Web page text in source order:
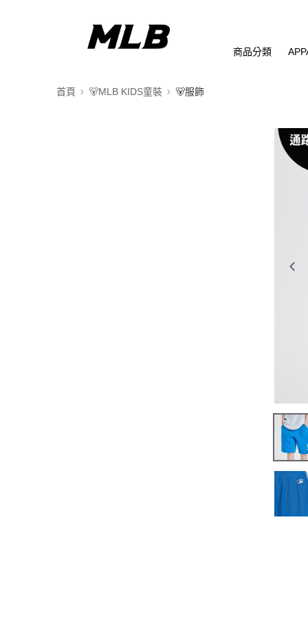
商品分類
首頁 🐻MLB KIDS童裝 🐻服飾